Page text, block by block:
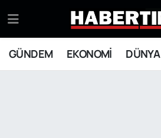
GÜNDEM EKONOMİ DÜNYA
EKONOMİ
Eskişehir Nöbetçi Eczaneler
Eskişehir Hava Durumu